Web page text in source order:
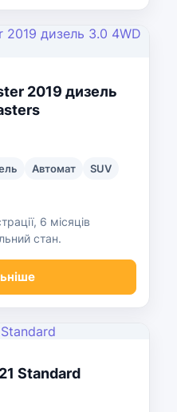
2019 дизель
Автомат
SUV
6 місяців
стан.
Standard